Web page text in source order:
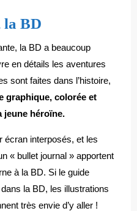
la BD
la BD a beaucoup
en détails les aventures
sont faites dans l’histoire,
graphique, colorée et
jeune héroïne.
écran interposés, et les
« bullet journal » apportent
à la BD. Si le guide
la BD, les illustrations
très envie d’y aller !